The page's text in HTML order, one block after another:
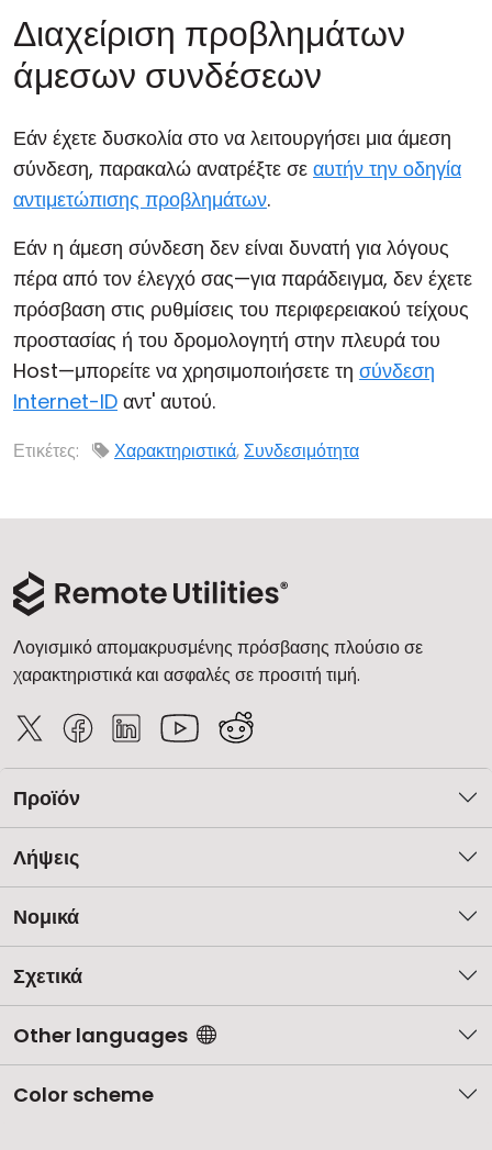
Διαχείριση προβλημάτων
άμεσων συνδέσεων
Εάν έχετε δυσκολία στο να λειτουργήσει μια άμεση
σύνδεση, παρακαλώ ανατρέξτε σε αυτήν την οδηγία
αντιμετώπισης προβλημάτων.
Εάν η άμεση σύνδεση δεν είναι δυνατή για λόγους
πέρα από τον έλεγχό σας—για παράδειγμα, δεν έχετε
πρόσβαση στις ρυθμίσεις του περιφερειακού τείχους
προστασίας ή του δρομολογητή στην πλευρά του
Host—μπορείτε να χρησιμοποιήσετε τη σύνδεση
Internet-ID αντ' αυτού.
Ετικέτες: Χαρακτηριστικά,Συνδεσιμότητα
Λογισμικό απομακρυσμένης πρόσβασης πλούσιο σε
χαρακτηριστικά και ασφαλές σε προσιτή τιμή.
Προϊόν
Λήψεις
Νομικά
Σχετικά
Other languages
Color scheme